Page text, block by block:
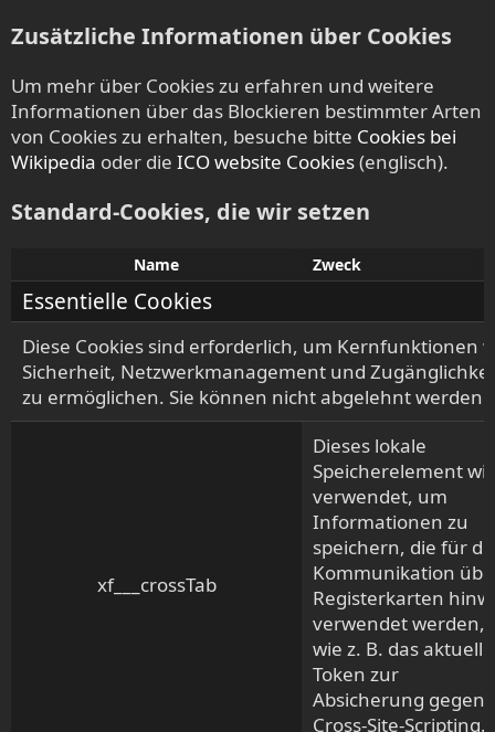
Zusätzliche Informationen über Cookies
Um mehr über Cookies zu erfahren und weitere
Informationen über das Blockieren bestimmter Arten
von Cookies zu erhalten, besuche bitte Cookies bei
Wikipedia oder die ICO website Cookies(englisch).
Standard-Cookies, die wir setzen
Name Zweck
Essentielle Cookies
Diese Cookies sind erforderlich, um Kernfunktionen
Sicherheit, Netzwerkmanagement und
zu ermöglichen. Sie können nicht abgelehnt werden.
xf___crossTab
Dieses lokale
Speicherelement
verwendet, um
Informationen zu
speichern, die für
Kommunikation
Registerkarten
verwendet werden,
wie z. B. das aktuelle
Token zur
Absicherung gegen
Cross-Site-Scripting.